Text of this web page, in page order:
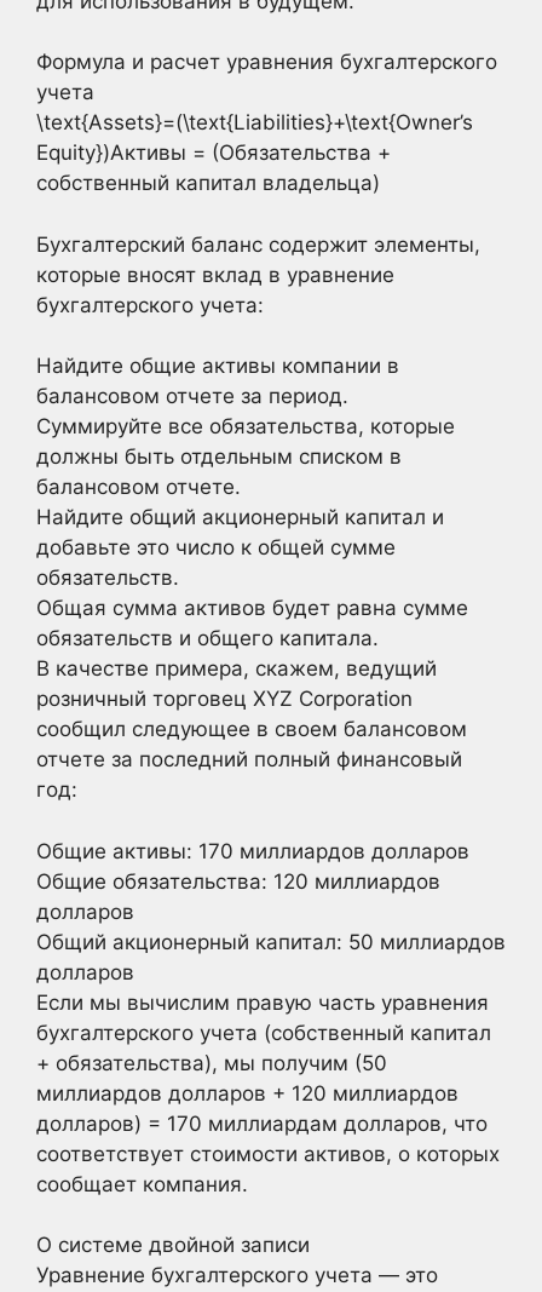
Формула и расчет уравнения бухгалтерского
учета
\text{Assets}=(\text{Liabilities}+\text{Owner’s
Equity})Активы = (Обязательства +
собственный капитал владельца)
Бухгалтерский баланс содержит элементы,
которые вносят вклад в уравнение
бухгалтерского учета:
Найдите общие активы компании в
балансовом отчете за период.
Суммируйте все обязательства, которые
должны быть отдельным списком в
балансовом отчете.
Найдите общий акционерный капитал и
добавьте это число к общей сумме
обязательств.
Общая сумма активов будет равна сумме
обязательств и общего капитала.
В качестве примера, скажем, ведущий
розничный торговец XYZ Corporation
сообщил следующее в своем балансовом
отчете за последний полный финансовый
год:
Общие активы: 170 миллиардов долларов
Общие обязательства: 120 миллиардов
долларов
Общий акционерный капитал: 50 миллиардов
долларов
Если мы вычислим правую часть уравнения
бухгалтерского учета (собственный капитал
+ обязательства), мы получим (50
миллиардов долларов + 120 миллиардов
долларов) = 170 миллиардам долларов, что
соответствует стоимости активов, о которых
сообщает компания.
О системе двойной записи
Уравнение бухгалтерского учета — это